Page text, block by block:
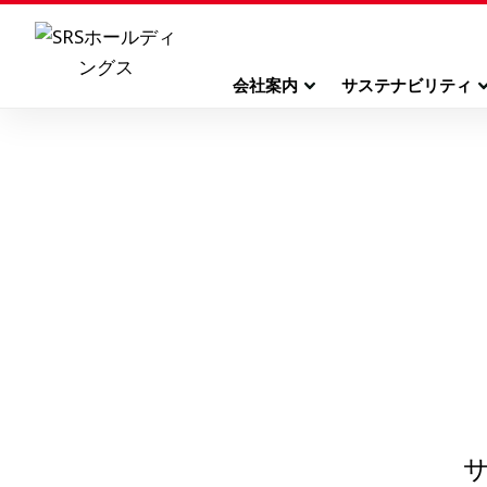
会社案内 サステナビリティ